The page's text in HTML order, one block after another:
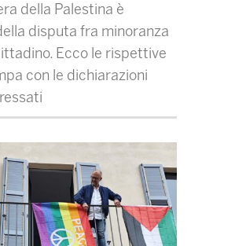
della Palestina è
disputa fra minoranza
Ecco le rispettive
con le dichiarazioni